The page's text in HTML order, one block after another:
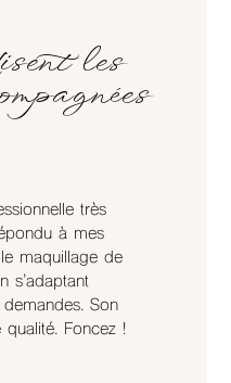
les
très
à mes
maquillage de
s’adaptant
Son
Foncez !